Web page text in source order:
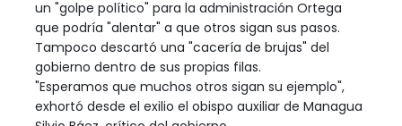
un "golpe político" para la administración Ortega
que podría "alentar" a que otros sigan sus pasos.
Tampoco descartó una "cacería de brujas" del
gobierno dentro de sus propias filas.
"Esperamos que muchos otros sigan su ejemplo",
exhortó desde el exilio el obispo auxiliar de Managua